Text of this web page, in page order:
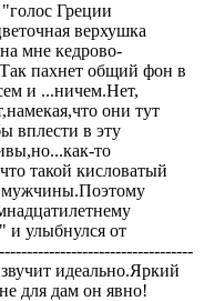
Греции
верхушка
на мне кедрово-
пахнет общий фон в
и ...ничем.Нет,
они тут
вплести в эту
то
такой кисловатый
мужчины.Поэтому
и улыбнулся от
идеально.Яркий
для дам он явно!